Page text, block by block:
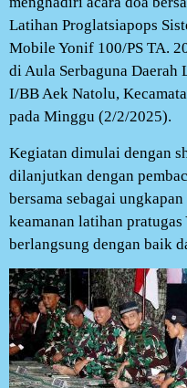
Latihan Proglatsiapops
Mobile Yonif 100/PS TA.
di Aula Serbaguna Daerah
I/BB Aek Natolu,
pada Minggu (2/2/2025).
Kegiatan dimulai dengan
dilanjutkan dengan
bersama sebagai
keamanan latihan
berlangsung dengan baik